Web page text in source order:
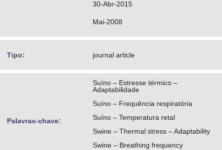
30-Abr-2015
Mai-2008
Tipo: journal article
Palavras-chave:
Suíno – Estresse térmico –
Adaptabilidade
Suíno – Frequência respiratória
Suíno – Temperatura retal
Swine – Thermal stress – Adaptability
Swine – Breathing frequency